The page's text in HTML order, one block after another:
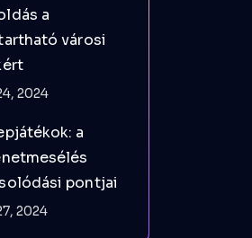
a
városi
2024
a
pontjai
2024